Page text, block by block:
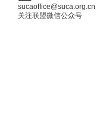
sucaoffice@suca.org.cn
关注联盟微信公众号